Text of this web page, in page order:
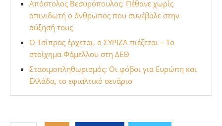
Απόστολος Βεσυρόπουλος: Πέθανε χωρίς
απινιδωτή ο άνθρωπος που συνέβαλε στην
αύξησή τους
Ο Τσίπρας έρχεται, ο ΣΥΡΙΖΑ πιέζεται – Το
στοίχημα Φάμελλου στη ΔΕΘ
Στασιμοπληθωρισμός: Οι φόβοι για Ευρώπη και
Ελλάδα, το εφιαλτικό σενάριο